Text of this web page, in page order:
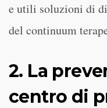
e utili soluzioni di
del continuum
2. La
centro di